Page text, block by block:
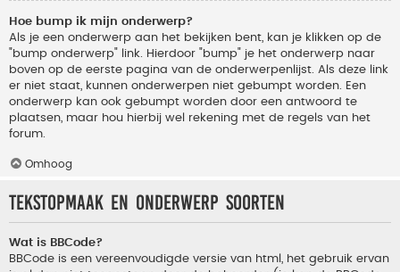
Hoe bump ik mijn onderwerp?
Als je een onderwerp aan het bekijken bent, kan je klikken op de
"bump onderwerp" link. Hierdoor "bump" je het onderwerp naar
boven op de eerste pagina van de onderwerpenlijst. Als deze link
er niet staat, kunnen onderwerpen niet gebumpt worden. Een
onderwerp kan ook gebumpt worden door een antwoord te
plaatsen, maar hou hierbij wel rekening met de regels van het
forum.
Omhoog
Tekstopmaak en onderwerp soorten
Wat is BBCode?
BBCode is een vereenvoudigde versie van html, het gebruik ervan